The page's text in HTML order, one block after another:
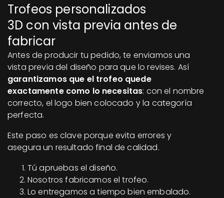
Trofeos personalizados
3D con vista previa antes de
fabricar
Antes de producir tu pedido, te enviamos una
vista previa del diseño para que lo revises. Así
garantizamos que el trofeo quede
exactamente como lo necesitas: con el nombre
correcto, el logo bien colocado y la categoría
perfecta.
Este paso es clave porque evita errores y
asegura un resultado final de calidad.
Tú apruebas el diseño.
Nosotros fabricamos el trofeo.
Lo entregamos a tiempo bien embalado.